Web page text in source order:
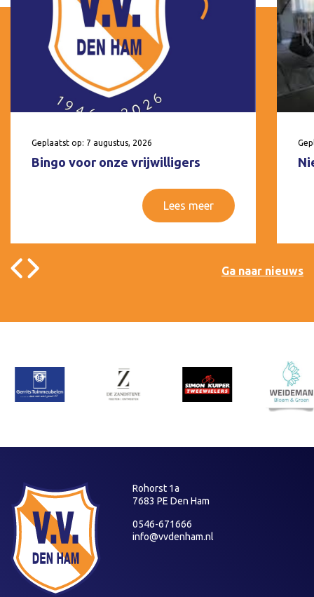
Geplaatst op: 7 augustus, 2026
Bingo voor onze vrijwilligers
Lees meer
Ga naar nieuws
Rohorst 1a
7683 PE Den Ham
0546-671666
info@vvdenham.nl